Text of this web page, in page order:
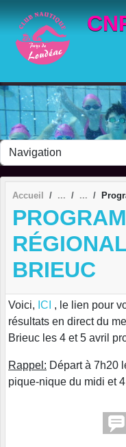
Accueil
BRIEUC
Voici, ICI , le lien pour
résultats en direct du
Brieuc les 4 et 5 avril
Rappel: Départ à 7h20
pique-nique du midi et